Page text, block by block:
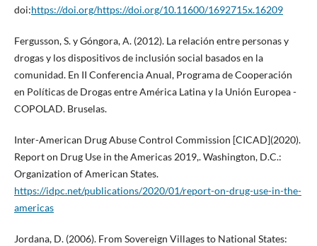
doi:https://doi.org/https://doi.org/10.11600/1692715x.16209
Fergusson, S. y Góngora, A. (2012). La relación entre personas y
drogas y los dispositivos de inclusión social basados en la
comunidad. En II Conferencia Anual, Programa de Cooperación
en Políticas de Drogas entre América Latina y la Unión Europea -
COPOLAD. Bruselas.
Inter-American Drug Abuse Control Commission [CICAD](2020).
Report on Drug Use in the Americas 2019,. Washington, D.C.:
Organization of American States.
https://idpc.net/publications/2020/01/report-on-drug-use-in-the-
americas
Jordana, D. (2006). From Sovereign Villages to National States: